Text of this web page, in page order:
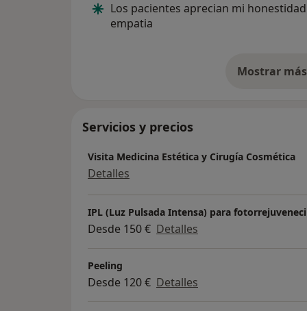
Los pacientes aprecian mi
empatia
Mostrar
Servicios y precios
Visita Medicina Estética y Cirugía Cosmética
Detalles
IPL (Luz Pulsada Intensa) para
Desde 150 € Detalles
Peeling
Desde 120 € Detalles